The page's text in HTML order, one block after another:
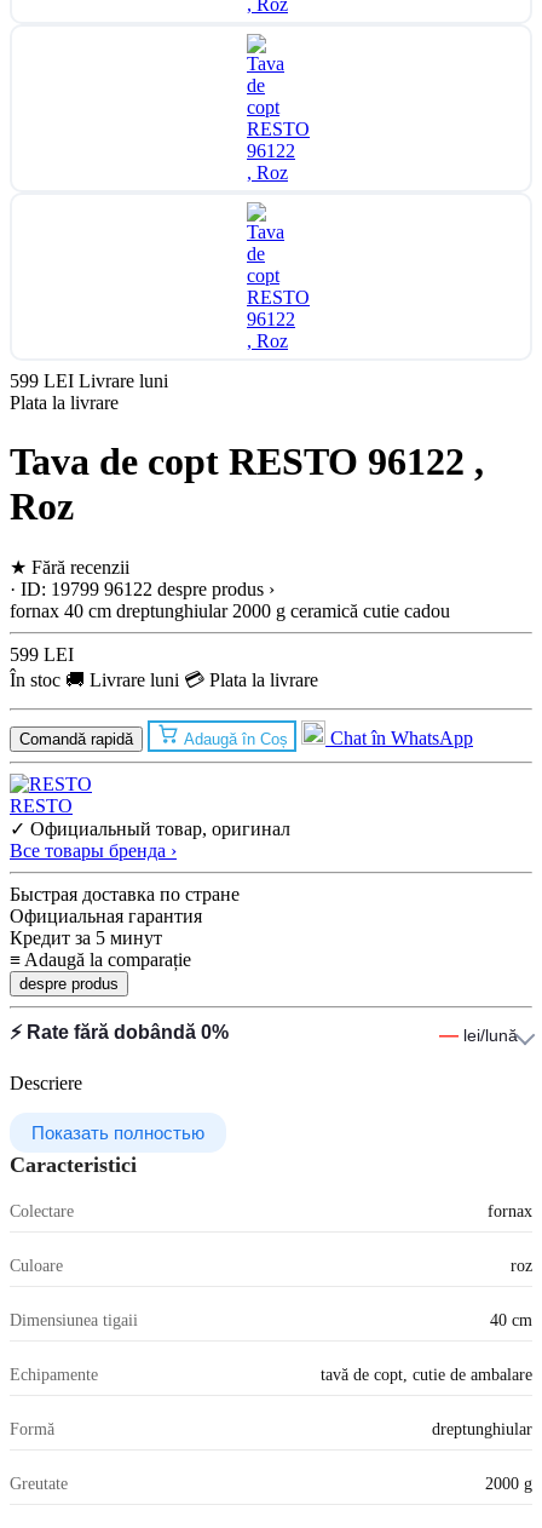
599 LEI Livrare luni
Plata la livrare
Tava de copt RESTO 96122 ,
Roz
★ Fără recenzii
· ID: 19799 96122 despre produs ›
fornax 40 cm dreptunghiular 2000 g ceramică cutie cadou
599 LEI
În stoc 🚚 Livrare luni 💳 Plata la livrare
Comandă rapidă Adaugă în Coș Chat în WhatsApp
RESTO
✓ Официальный товар, оригинал
Все товары бренда ›
Быстрая доставка по стране
Официальная гарантия
Кредит за 5 минут
≡ Adaugă la comparație
despre produs
⚡ Rate fără dobândă 0% — lei/lună
Descriere
Показать полностью
Caracteristici
Colectare fornax
Culoare roz
Dimensiunea tigaii 40 cm
Echipamente tavă de copt, cutie de ambalare
Formă dreptunghiular
Greutate 2000 g